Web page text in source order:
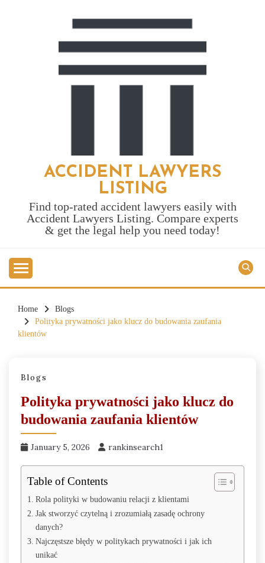
ACCIDENT LAWYERS
LISTING
Find top-rated accident lawyers easily with
Accident Lawyers Listing. Compare experts
& get the legal help you need today!
Home
Blogs
Polityka prywatności jako klucz do budowania zaufania
klientów
Blogs
Polityka prywatności jako klucz do
budowania zaufania klientów
January 5, 2026 rankinsearch1
Table of Contents
Rola polityki w budowaniu relacji z klientami
Jak stworzyć czytelną i zrozumiałą zasadę ochrony
danych?
Najczęstsze błędy w politykach prywatności i jak ich
unikać